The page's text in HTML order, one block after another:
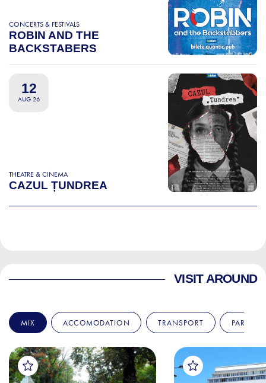
CONCERTS & FESTIVALS
ROBIN AND THE
BACKSTABERS
12
AUG 26
THEATRE & CINEMA
CAZUL ȚUNDREA
VISIT AROUND
MIX ACCOMODATION TRANSPORT PARKS